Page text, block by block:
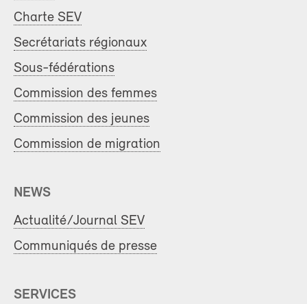
Charte SEV
Secrétariats régionaux
Sous-fédérations
Commission des femmes
Commission des jeunes
Commission de migration
NEWS
Actualité/Journal SEV
Communiqués de presse
SERVICES